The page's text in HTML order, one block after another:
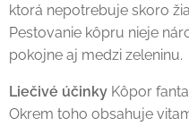
ktorá nepotrebuje skoro
Pestovanie kôpru nieje
pokojne aj medzi zeleninu.
Liečivé účinky Kôpor
Okrem toho obsahuje